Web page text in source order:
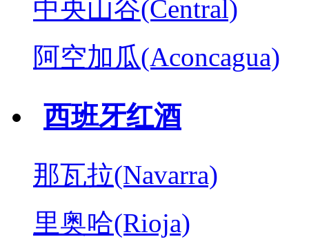
中央山谷(Central)
阿空加瓜(Aconcagua)
西班牙红酒
那瓦拉(Navarra)
里奥哈(Rioja)